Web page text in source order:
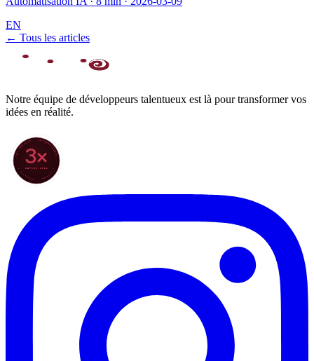
EN
← Tous les articles
Notre équipe de développeurs talentueux est là pour transformer vos
idées en réalité.
70+ PROJETS · INTERNATIONAL
★ CLARODIGI · MOROCCO ★
3×
DEPUIS 2022